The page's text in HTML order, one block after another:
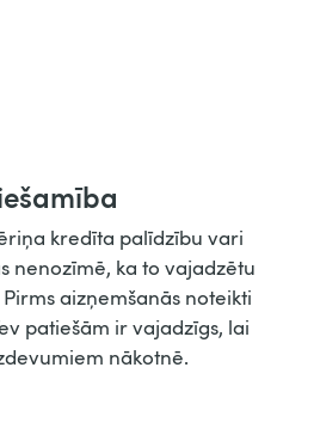
kredīta palīdzību vari
nenozīmē, ka to vajadzētu
aizņemšanās noteikti
patiešām ir vajadzīgs, lai
nākotnē.